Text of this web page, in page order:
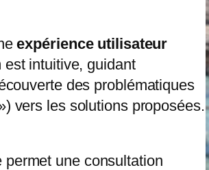
expérience utilisateur
est intuitive, guidant
des problématiques
vers les solutions proposées.
permet une consultation